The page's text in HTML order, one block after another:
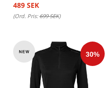
489 SEK
(Ord. Pris:699 SEK)